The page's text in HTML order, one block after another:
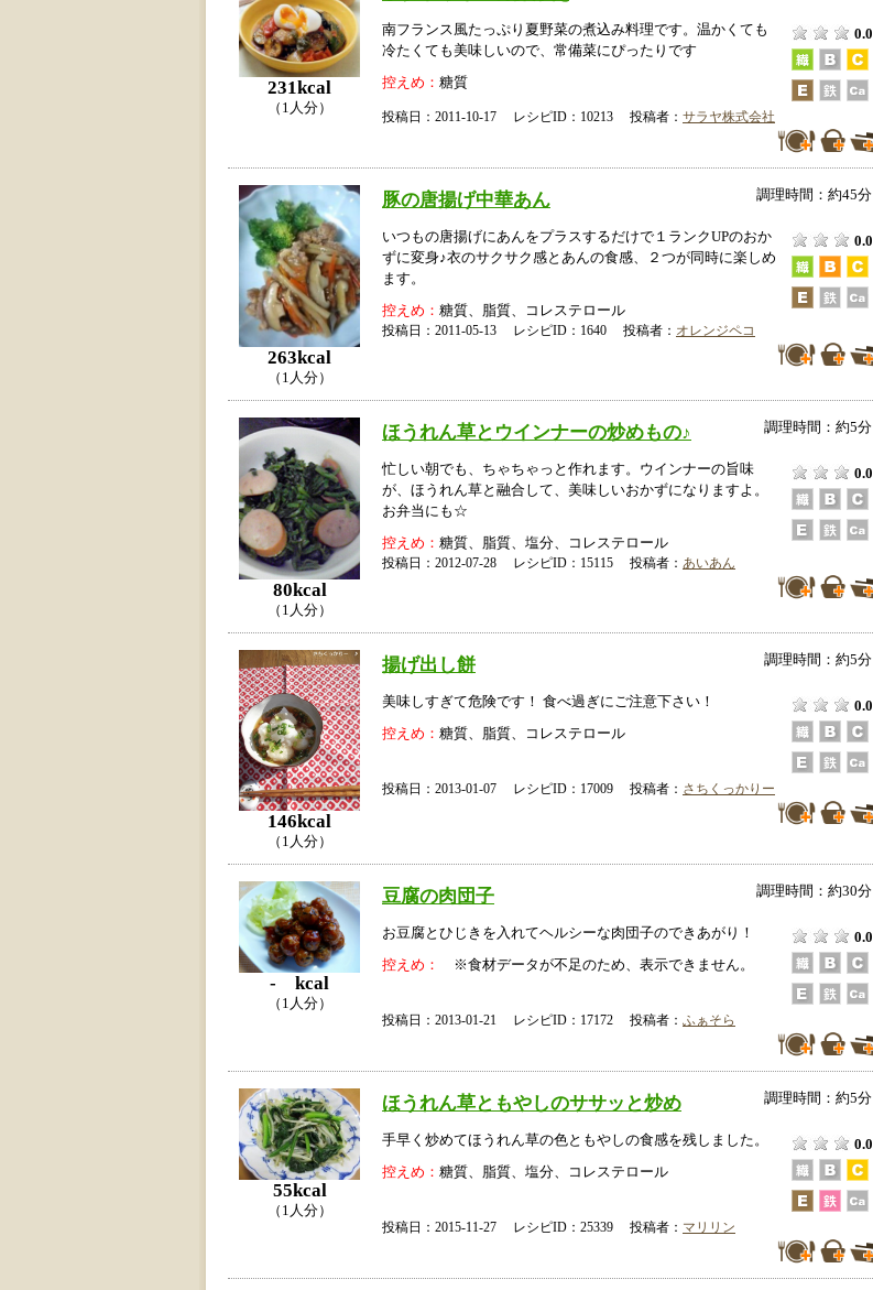
231kcal
（1人分）
南フランス風たっぷり夏野菜の煮込み料理です。温かくても
冷たくても美味しいので、常備菜にぴったりです
0.0
控えめ： 糖質
投稿日：2011-10-17 レシピID：10213 投稿者： サラヤ株式会社
263kcal
（1人分）
豚の唐揚げ中華あん 調理時間：約45分
いつもの唐揚げにあんをプラスするだけで１ランクUPのおか
ずに変身♪衣のサクサク感とあんの食感、２つが同時に楽しめ
ます。
0.0
控えめ： 糖質、脂質、コレステロール
投稿日：2011-05-13 レシピID：1640 投稿者： オレンジペコ
80kcal
（1人分）
ほうれん草とウインナーの炒めもの♪ 調理時間：約5分
忙しい朝でも、ちゃちゃっと作れます。ウインナーの旨味
が、ほうれん草と融合して、美味しいおかずになりますよ。
お弁当にも☆
0.0
控えめ： 糖質、脂質、塩分、コレステロール
投稿日：2012-07-28 レシピID：15115 投稿者： あいあん
146kcal
（1人分）
揚げ出し餅 調理時間：約5分
美味しすぎて危険です！ 食べ過ぎにご注意下さい！
0.0
控えめ： 糖質、脂質、コレステロール
投稿日：2013-01-07 レシピID：17009 投稿者： さちくっかりー
- kcal
（1人分）
豆腐の肉団子 調理時間：約30分
お豆腐とひじきを入れてヘルシーな肉団子のできあがり！
0.0
控えめ：
※食材データが不足のため、表示できません。
投稿日：2013-01-21 レシピID：17172 投稿者： ふぁそら
55kcal
（1人分）
ほうれん草ともやしのササッと炒め 調理時間：約5分
手早く炒めてほうれん草の色ともやしの食感を残しました。
0.0
控えめ： 糖質、脂質、塩分、コレステロール
投稿日：2015-11-27 レシピID：25339 投稿者： マリリン